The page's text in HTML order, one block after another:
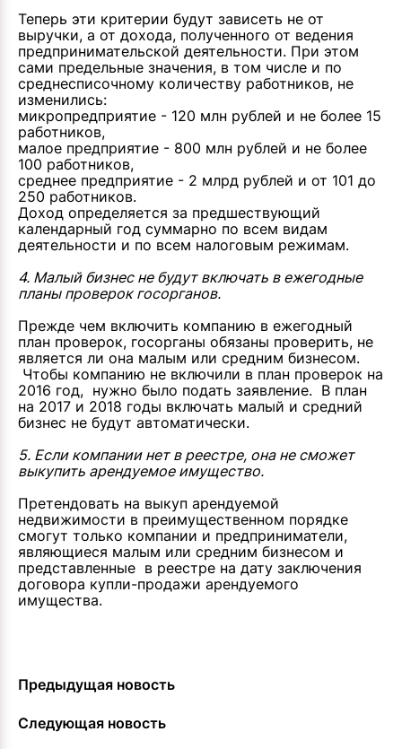
Теперь эти критерии будут зависеть не от
выручки, а от дохода, полученного от ведения
предпринимательской деятельности. При этом
сами предельные значения, в том числе и по
среднесписочному количеству работников, не
изменились:
микропредприятие - 120 млн рублей и не более 15
работников,
малое предприятие - 800 млн рублей и не более
100 работников,
среднее предприятие - 2 млрд рублей и от 101 до
250 работников.
Доход определяется за предшествующий
календарный год суммарно по всем видам
деятельности и по всем налоговым режимам.
4. Малый бизнес не будут включать в ежегодные
планы проверок госорганов.
Прежде чем включить компанию в ежегодный
план проверок, госорганы обязаны проверить, не
является ли она малым или средним бизнесом.
Чтобы компанию не включили в план проверок на
2016 год, нужно было подать заявление. В план
на 2017 и 2018 годы включать малый и средний
бизнес не будут автоматически.
5. Если компании нет в реестре, она не сможет
выкупить арендуемое имущество.
Претендовать на выкуп арендуемой
недвижимости в преимущественном порядке
смогут только компании и предприниматели,
являющиеся малым или средним бизнесом и
представленные в реестре на дату заключения
договора купли-продажи арендуемого
имущества.
Предыдущая новость
Следующая новость